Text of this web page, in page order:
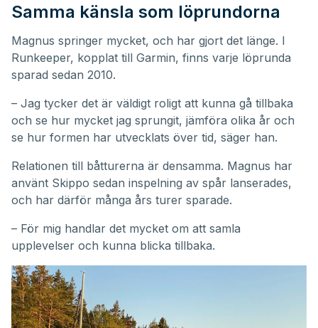
Samma känsla som löprundorna
Magnus springer mycket, och har gjort det länge. I
Runkeeper, kopplat till Garmin, finns varje löprunda
sparad sedan 2010.
– Jag tycker det är väldigt roligt att kunna gå tillbaka
och se hur mycket jag sprungit, jämföra olika år och
se hur formen har utvecklats över tid, säger han.
Relationen till båtturerna är densamma. Magnus har
använt Skippo sedan inspelning av spår lanserades,
och har därför många års turer sparade.
– För mig handlar det mycket om att samla
upplevelser och kunna blicka tillbaka.